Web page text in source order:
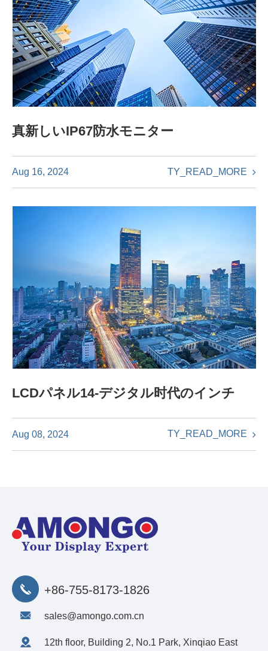
真新しいIP67防水モニター
Aug 16, 2024 TY_READ_MORE
LCDパネル14-デジタル时代のインチ
Aug 08, 2024 TY_READ_MORE
+86-755-8173-1826
sales@amongo.com.cn
12th floor, Building 2, No.1 Park, Xinqiao East